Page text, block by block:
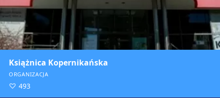
Książnica Kopernikańska
ORGANIZACJA
493